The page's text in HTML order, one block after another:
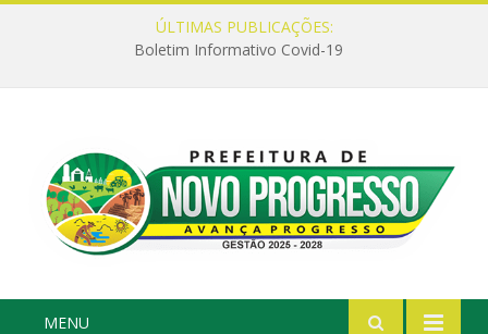
ÚLTIMAS PUBLICAÇÕES:
Boletim Informativo Covid-19
MENU